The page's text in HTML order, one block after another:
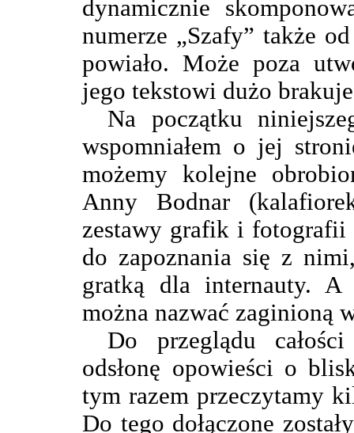
dynamicznie
numerze „Szafy” także
powiało. Może poza
jego tekstowi dużo
Na początku
wspomniałem o jej
możemy kolejne
Anny Bodnar
zestawy grafik i
do zapoznania się z
gratką dla internauty. A
można nazwać zaginioną
Do przeglądu
odsłonę opowieści o
tym razem przeczytamy
Do tego dołączone